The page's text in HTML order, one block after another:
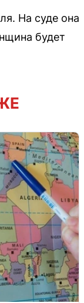
На суде она
будет